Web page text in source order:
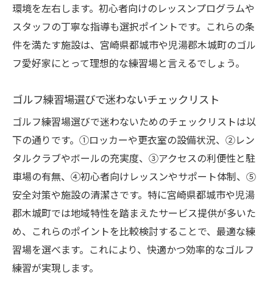
環境を左右します。初心者向けのレッスンプログラムや
スタッフの丁寧な指導も選択ポイントです。これらの条
件を満たす施設は、宮崎県都城市や児湯郡木城町のゴル
フ愛好家にとって理想的な練習場と言えるでしょう。
ゴルフ練習場選びで迷わないチェックリスト
ゴルフ練習場選びで迷わないためのチェックリストは以
下の通りです。①ロッカーや更衣室の設備状況、②レン
タルクラブやボールの充実度、③アクセスの利便性と駐
車場の有無、④初心者向けレッスンやサポート体制、⑤
安全対策や施設の清潔さです。特に宮崎県都城市や児湯
郡木城町では地域特性を踏まえたサービス提供が多いた
め、これらのポイントを比較検討することで、最適な練
習場を選べます。これにより、快適かつ効率的なゴルフ
練習が実現します。